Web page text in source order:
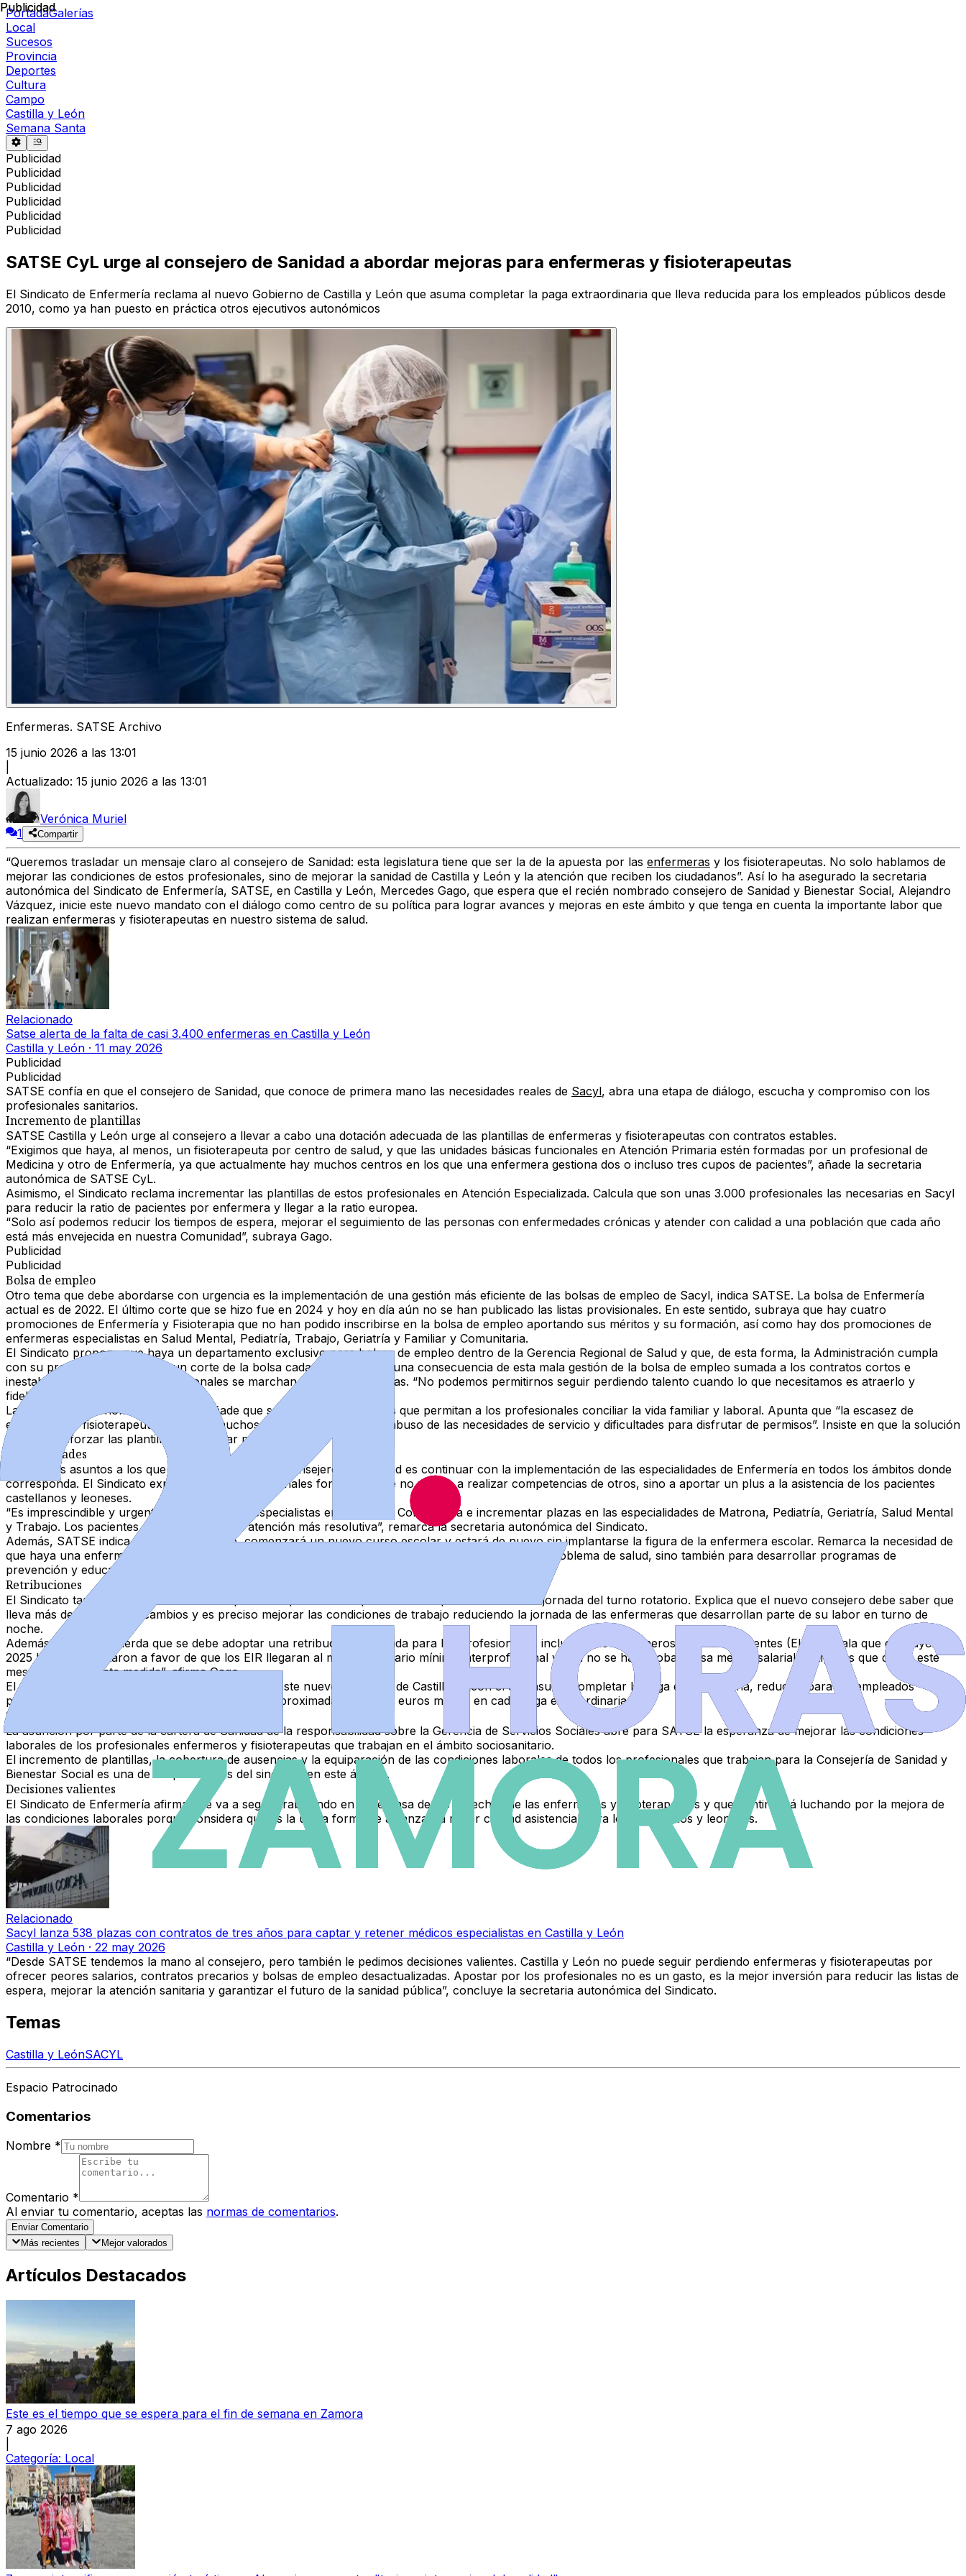
PortadaGalerías
Local
Sucesos
Provincia
Deportes
Cultura
Campo
Castilla y León
Semana Santa
Publicidad
Publicidad
Publicidad
Publicidad
Publicidad
Publicidad
Publicidad
SATSE CyL urge al consejero de Sanidad a abordar mejoras para enfermeras y fisioterapeutas
El Sindicato de Enfermería reclama al nuevo Gobierno de Castilla y León que asuma completar la paga extraordinaria que lleva reducida para los empleados públicos desde
2010, como ya han puesto en práctica otros ejecutivos autonómicos
Enfermeras. SATSE Archivo
15 junio 2026 a las 13:01
Actualizado: 15 junio 2026 a las 13:01
Verónica Muriel
1
Compartir
“Queremos trasladar un mensaje claro al consejero de Sanidad: esta legislatura tiene que ser la de la apuesta por las enfermeras y los fisioterapeutas. No solo hablamos de
mejorar las condiciones de estos profesionales, sino de mejorar la sanidad de Castilla y León y la atención que reciben los ciudadanos”. Así lo ha asegurado la secretaria
autonómica del Sindicato de Enfermería, SATSE, en Castilla y León, Mercedes Gago, que espera que el recién nombrado consejero de Sanidad y Bienestar Social, Alejandro
Vázquez, inicie este nuevo mandato con el diálogo como centro de su política para lograr avances y mejoras en este ámbito y que tenga en cuenta la importante labor que
realizan enfermeras y fisioterapeutas en nuestro sistema de salud.
Relacionado
Satse alerta de la falta de casi 3.400 enfermeras en Castilla y León
Castilla y León · 11 may 2026
Publicidad
Publicidad
SATSE confía en que el consejero de Sanidad, que conoce de primera mano las necesidades reales de Sacyl, abra una etapa de diálogo, escucha y compromiso con los
profesionales sanitarios.
Incremento de plantillas
SATSE Castilla y León urge al consejero a llevar a cabo una dotación adecuada de las plantillas de enfermeras y fisioterapeutas con contratos estables.
“Exigimos que haya, al menos, un fisioterapeuta por centro de salud, y que las unidades básicas funcionales en Atención Primaria estén formadas por un profesional de
Medicina y otro de Enfermería, ya que actualmente hay muchos centros en los que una enfermera gestiona dos o incluso tres cupos de pacientes”, añade la secretaria
autonómica de SATSE CyL.
Asimismo, el Sindicato reclama incrementar las plantillas de estos profesionales en Atención Especializada. Calcula que son unas 3.000 profesionales las necesarias en Sacyl
para reducir la ratio de pacientes por enfermera y llegar a la ratio europea.
“Solo así podemos reducir los tiempos de espera, mejorar el seguimiento de las personas con enfermedades crónicas y atender con calidad a una población que cada año
está más envejecida en nuestra Comunidad”, subraya Gago.
Publicidad
Publicidad
Bolsa de empleo
Otro tema que debe abordarse con urgencia es la implementación de una gestión más eficiente de las bolsas de empleo de Sacyl, indica SATSE. La bolsa de Enfermería
actual es de 2022. El último corte que se hizo fue en 2024 y hoy en día aún no se han publicado las listas provisionales. En este sentido, subraya que hay cuatro
promociones de Enfermería y Fisioterapia que no han podido inscribirse en la bolsa de empleo aportando sus méritos y su formación, así como hay dos promociones de
enfermeras especialistas en Salud Mental, Pediatría, Trabajo, Geriatría y Familiar y Comunitaria.
El Sindicato propone que haya un departamento exclusivo para bolsas de empleo dentro de la Gerencia Regional de Salud y que, de esta forma, la Administración cumpla
con su propia norma:
realizar un corte de la bolsa cada año
. Y es que una consecuencia de esta mala gestión de la bolsa de empleo sumada a los contratos cortos e
inestables es que
nuestros profesionales se marchan a otras autonomías. “No podemos permitirnos seguir perdiendo talento cuando lo que necesitamos es atraerlo y
fidelizarlo”, explica Gago.
La secretaria autonómica de SATSE añade que son necesarias medidas que permitan a los profesionales conciliar la vida familiar y laboral. Apunta que “la escasez de
enfermeras y fisioterapeutas
provoca muchos cambios de turnos, un abuso de las necesidades de servicio y dificultades para disfrutar de permisos”. Insiste en que la solución
pasa por
reforzar las plantillas y planificar mejor
Especialidades
Otro de los asuntos a los que debe hacer frente el consejero de Sanidad es continuar con la implementación de las especialidades de Enfermería en todos los ámbitos donde
corresponda. El Sindicato explica que son profesionales formados, que no vienen a realizar competencias de otros, sino a aportar un plus a la asistencia de los pacientes
castellanos y leoneses.
“Es imprescindible y urgente crear plazas de especialistas en Familiar y Comunitaria e incrementar plazas en las especialidades de Matrona, Pediatría, Geriatría, Salud Mental
y Trabajo. Los pacientes podrán recibir una atención más resolutiva”, remarca la secretaria autonómica del Sindicato.
Además, SATSE indica que, tras el verano, comenzará un nuevo curso escolar y estará de nuevosin implantarse la figura de la enfermera escolar. Remarca la necesidad de
que haya una enfermera en cada centro escolar , no solo para asistir a los alumnos ante cualquier problema de salud, sino también para desarrollar programas de
prevención y educación en hábitos saludables
Retribuciones
El Sindicato también establece como una prioridad que se modifique la tabla de ponderación de la jornada del turno rotatorio. Explica que el nuevo consejero debe saber que
lleva más de 20 años sin cambios y es preciso mejorar las condiciones de trabajo reduciendo la jornada de las enfermeras que desarrollan parte de su labor en turno de
noche.
Además, SATSE recuerda que se debe adoptar una retribución adecuada para los profesionales , incluidos losenfermeros internos residentes (EIR)
. Señala que en mayo de
2025 las Cortes votaron a favor de que los EIR llegaran al menos al
salario mínimo interprofesional y aún no se ha aprobado esa mejora salarial. “Exigimos que desde este
mes se implante esta medida”, afirma Gago.
El Sindicato también pone sobre la mesa que sea este nuevo Gobierno de Castilla y León el que asuma
completar la paga extraordinaria, reducida para los empleados
públicos desde 2010 en un
, lo que supone aproximadamente 350 euros menos en cada paga extraordinaria.
Servicios Sociales
La asunción por parte de la cartera de Sanidad de la responsabilidad sobre la Gerencia de Servicios Socialesabre para SATSE la esperanza demejorar las condiciones
laborales de los profesionales enfermeros y fisioterapeutas que trabajan en el ámbito sociosanitario.
El incremento de plantillas, la cobertura de ausencias y la equiparación de las condiciones laboralesde todos los profesionales que trabajan para la Consejería de Sanidad y
Bienestar Social es una de las prioridades del sindicato en este ámbito.
Decisiones valientes
El Sindicato de Enfermería afirma que va a seguir trabajando en la defensa de los derechos de las enfermeras y fisioterapeutas y que continuará luchando por la mejora de
las condiciones laborales porque considera que es la única forma de alcanzar
la mejor calidad asistencial para los castellanos y leoneses.
Relacionado
Sacyl lanza 538 plazas con contratos de tres años para captar y retener médicos especialistas en Castilla y León
Castilla y León · 22 may 2026
“Desde SATSE tendemos la mano al consejero, pero también le pedimos decisiones valientes. Castilla y León no puede seguir perdiendo enfermeras y fisioterapeutas por
ofrecer peores salarios, contratos precarios y bolsas de empleo desactualizadas. Apostar por los profesionales no es un gasto, es la mejor inversión para reducir las listas de
espera, mejorar la atención sanitaria y garantizar el futuro de la sanidad pública”, concluye la secretaria autonómica del Sindicato.
Temas
Castilla y LeónSACYL
Espacio Patrocinado
Comentarios
Nombre *
Comentario *
Al enviar tu comentario, aceptas las normas de comentarios.
Enviar Comentario
Más recientes
Mejor valorados
Artículos Destacados
Este es el tiempo que se espera para el fin de semana en Zamora
7 ago 2026
Categoría: Local
Publicidad